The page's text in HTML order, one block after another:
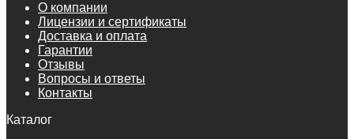
О компании
Лицензии и сертификаты
Доставка и оплата
Гарантии
Отзывы
Вопросы и ответы
Контакты
Каталог